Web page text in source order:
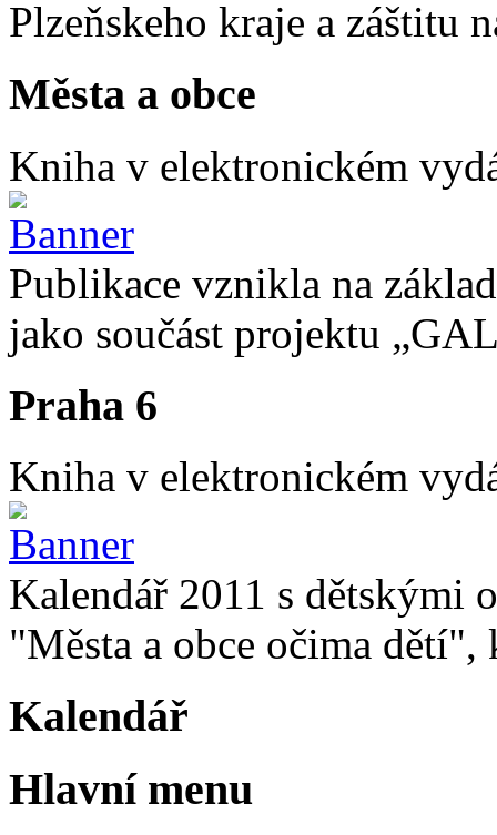
Plzeňskeho kraje a záštitu
Města a obce
Kniha v elektronickém
Publikace vznikla na
jako součást projektu
Praha 6
Kniha v elektronickém
Kalendář 2011 s dětskými
"Města a obce očima
Kalendář
Hlavní menu